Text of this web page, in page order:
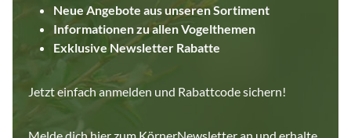
Neue Angebote aus unseren Sortiment
Informationen zu allen Vogelthemen
Exklusive Newsletter Rabatte
Jetzt einfach anmelden und Rabattcode sichern!